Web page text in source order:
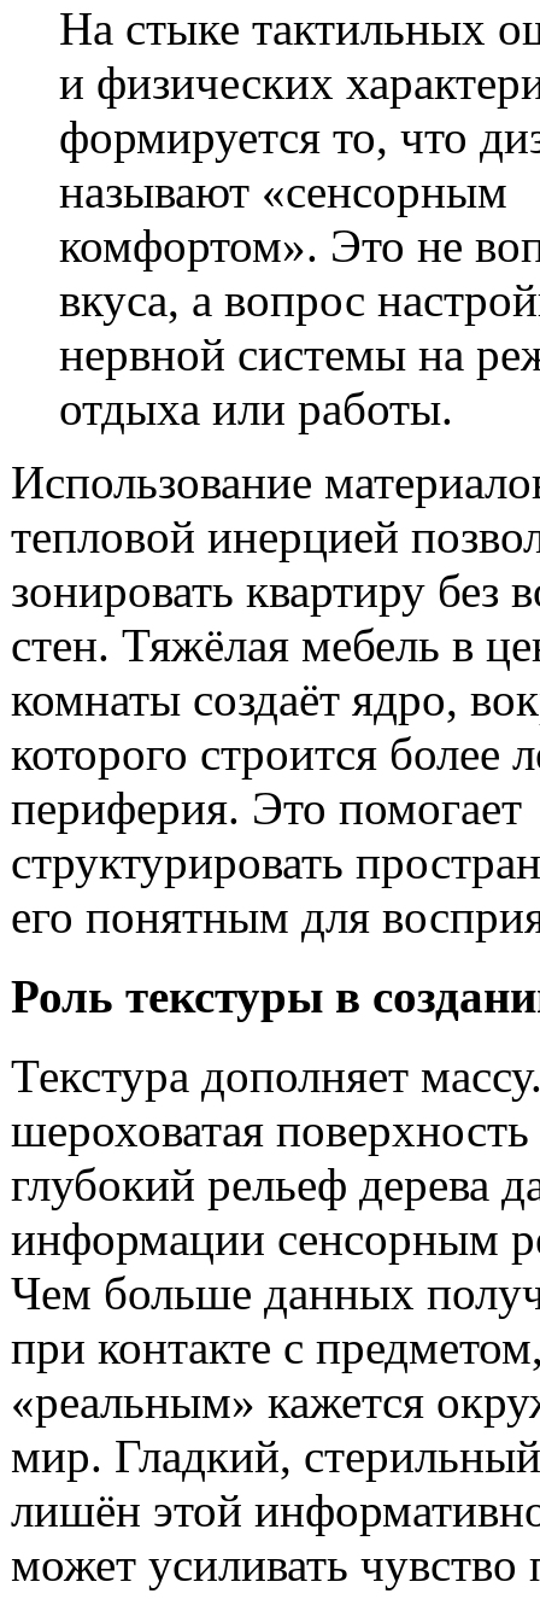
На стыке тактильных
и физических
формируется то, что
называют «сенсорным
комфортом». Это не
вкуса, а вопрос
нервной системы на
отдыха или работы.
Использование
тепловой инерцией
зонировать квартиру без
стен. Тяжёлая мебель в
комнаты создаёт ядро,
которого строится более
периферия. Это помогает
структурировать
его понятным для
Роль текстуры в
Текстура дополняет
шероховатая
глубокий рельеф дерева
информации сенсорным
Чем больше данных
при контакте с
«реальным» кажется
мир. Гладкий,
лишён этой
может усиливать чувство